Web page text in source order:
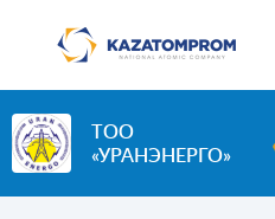
ТОО
«УРАНЭНЕРГО»